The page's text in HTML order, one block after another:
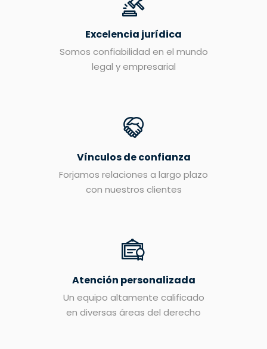
Excelencia jurídica
Somos confiabilidad en el mundo
legal y empresarial
Vínculos de confianza
Forjamos relaciones a largo plazo
con nuestros clientes
Atención personalizada
Un equipo altamente calificado
en diversas áreas del derecho